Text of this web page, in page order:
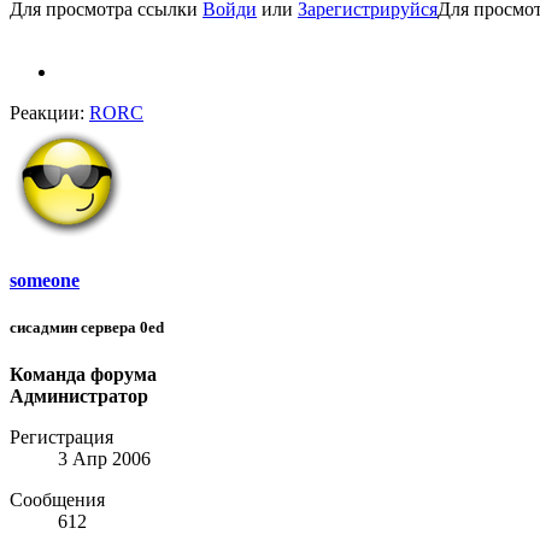
Для просмотра ссылки Войди или ЗарегистрируйсяДля
Реакции: RORC
someone
сисадмин сервера 0ed
Команда форума
Администратор
Регистрация
3 Апр 2006
Сообщения
612